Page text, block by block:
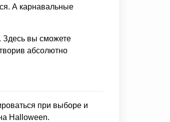
А карнавальные
Здесь вы сможете
абсолютно
при выборе и
Halloween.